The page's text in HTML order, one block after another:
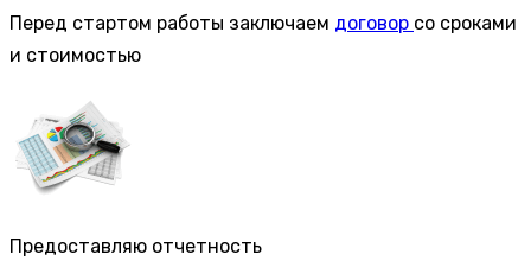
Перед стартом работы заключаем договор со сроками
и стоимостью
Предоставляю отчетность